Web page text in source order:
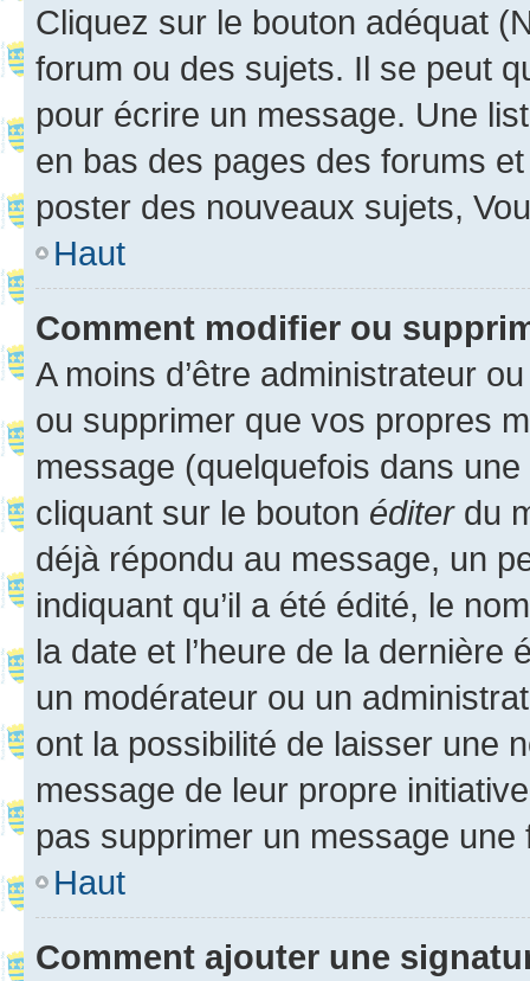
Cliquez sur le bouton adéquat
forum ou des sujets. Il se peut
pour écrire un message. Une
en bas des pages des forums
poster des nouveaux sujets,
Haut
Comment modifier ou
A moins d’être administrateur
ou supprimer que vos propres
message (quelquefois dans
cliquant sur le bouton éditerdu
déjà répondu au message, un
indiquant qu’il a été édité, le
la date et l’heure de la dernière
un modérateur ou un
ont la possibilité de laisser une
message de leur propre
pas supprimer un message une
Haut
Comment ajouter une